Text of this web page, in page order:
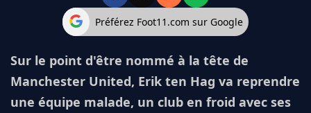
Préférez Foot11.com sur Google
Sur le point d'être nommé à la tête de
Manchester United, Erik ten Hag va reprendre
une équipe malade, un club en froid avec ses